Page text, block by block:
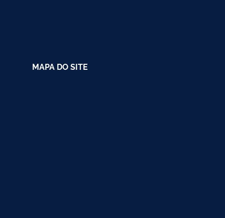
MAPA DO SITE